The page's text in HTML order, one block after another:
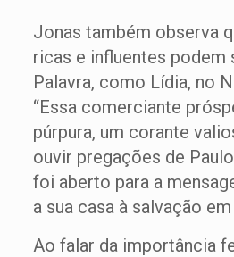
Jonas também observa
ricas e influentes podem
Palavra, como Lídia, no
“Essa comerciante
púrpura, um corante
ouvir pregações de
foi aberto para a
a sua casa à salvação
Ao falar da importância